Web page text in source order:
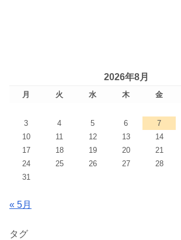
2026年8月
月 火 水 木 金
3
4 5 6 7
10
11 12 13 14
17
18 19 20 21
24
25 26 27 28
31
« 5月
タグ